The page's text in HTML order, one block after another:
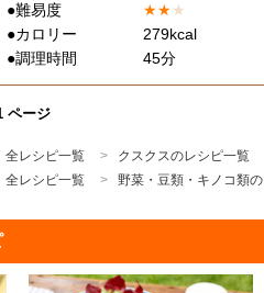
●難易度
★★★
●カロリー
279kcal
●調理時間
45分
ページ
全レシピ一覧
クスクスのレシピ一覧
全レシピ一覧 野菜・豆類・キノコ類